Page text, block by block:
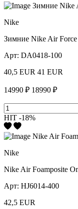
Nike
Зимние Nike Air
Арт: DA0418-100
40,5 EUR 41 EUR
14990 ₽ 18990 ₽
HIT -18%
Nike
Nike Air Foamposite
Арт: HJ6014-400
42,5 EUR